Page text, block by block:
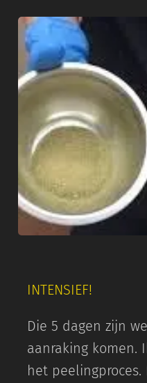
INTENSIEF!
Die 5 dagen zijn
aanraking komen.
het